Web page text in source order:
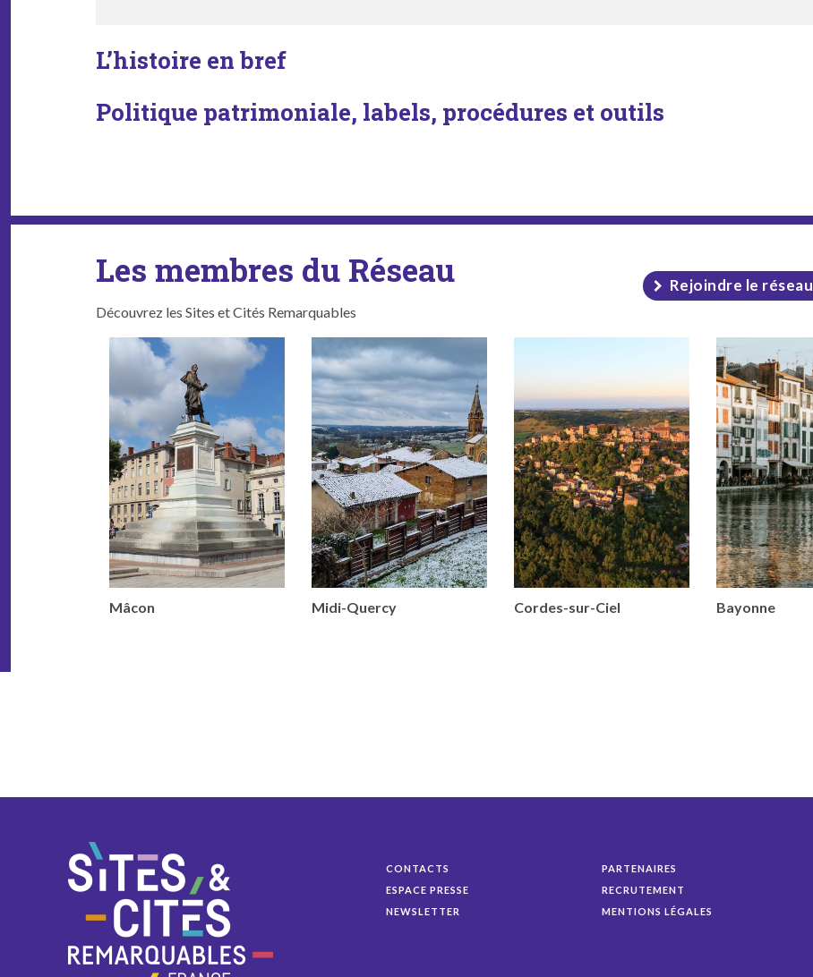
L’histoire en bref
Politique patrimoniale, labels, procédures et outils
Les membres du Réseau
Découvrez les Sites et Cités Remarquables
Rejoindre le réseau
Mâcon Midi-Quercy Cordes-sur-Ciel Bayonne
CONTACTS
ESPACE PRESSE
NEWSLETTER
PARTENAIRES
RECRUTEMENT
MENTIONS LÉGALES